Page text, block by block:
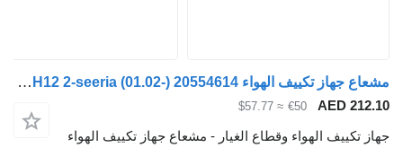
مشعاع جهاز تكييف الهواء Volvo FH12 2-seeria (01.02-) 20554614 لـ السيارات القاطرة Volvo FH12, FH16, NH12, FH, VNL780 (1993-2014)
AED
€50
≈ $57.77
تكييف الهواء وقطاع الغيار - مشعاع جهاز تكييف الهواء